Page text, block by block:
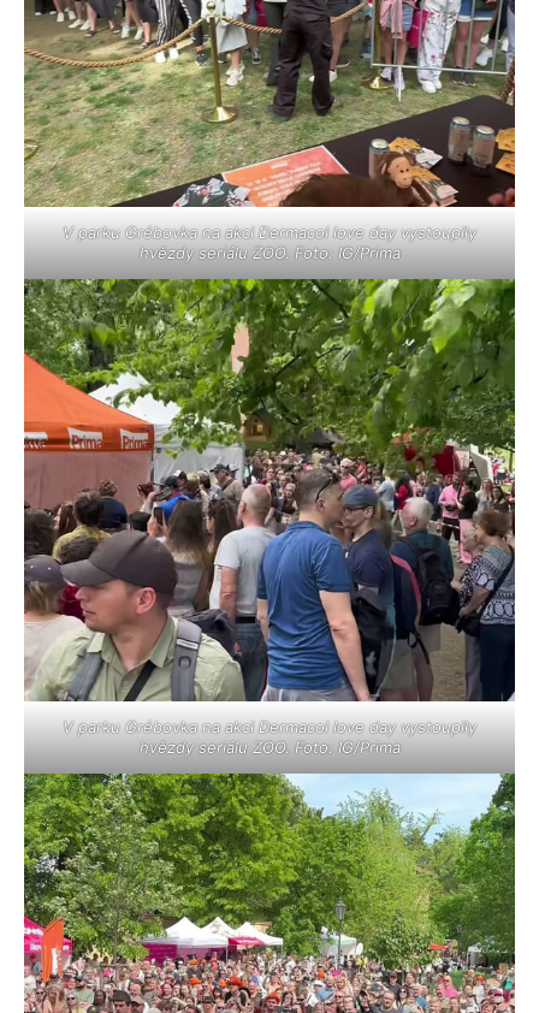
V parku Grébovka na akci Dermacol love day vystoupily
hvězdy seriálu ZOO. Foto: IG/Prima
V parku Grébovka na akci Dermacol love day vystoupily
hvězdy seriálu ZOO. Foto: IG/Prima